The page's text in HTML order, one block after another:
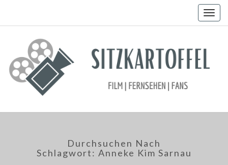
Durchsuchen Nach
Schlagwort: Anneke Kim Sarnau